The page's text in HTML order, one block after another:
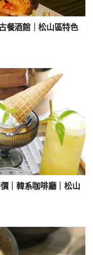
餐酒館｜松山區特色
｜韓系咖啡廳｜松山